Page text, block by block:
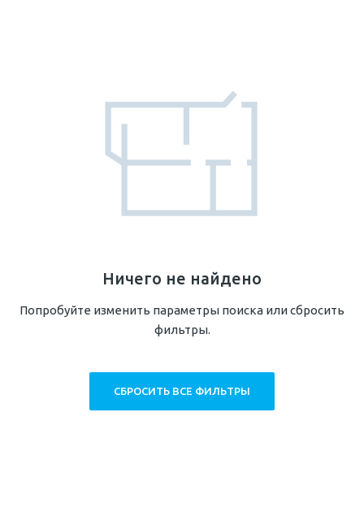
Ничего не найдено
Попробуйте изменить параметры поиска или сбросить
фильтры.
СБРОСИТЬ ВСЕ ФИЛЬТРЫ